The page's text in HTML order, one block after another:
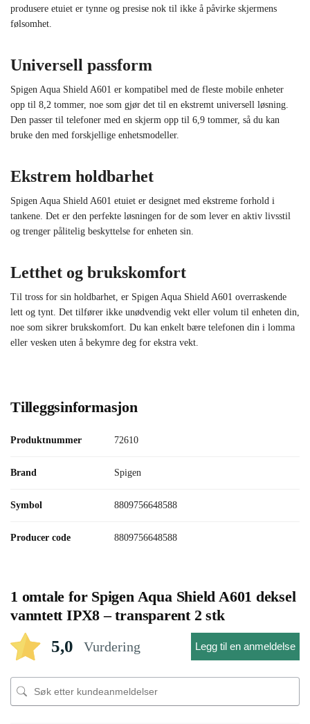
produsere etuiet er tynne og presise nok til ikke å påvirke skjermens
følsomhet.
Universell passform
Spigen Aqua Shield A601 er kompatibel med de fleste mobile enheter
opp til 8,2 tommer, noe som gjør det til en ekstremt universell løsning.
Den passer til telefoner med en skjerm opp til 6,9 tommer, så du kan
bruke den med forskjellige enhetsmodeller.
Ekstrem holdbarhet
Spigen Aqua Shield A601 etuiet er designet med ekstreme forhold i
tankene. Det er den perfekte løsningen for de som lever en aktiv livsstil
og trenger pålitelig beskyttelse for enheten sin.
Letthet og brukskomfort
Til tross for sin holdbarhet, er Spigen Aqua Shield A601 overraskende
lett og tynt. Det tilfører ikke unødvendig vekt eller volum til enheten din,
noe som sikrer brukskomfort. Du kan enkelt bære telefonen din i lomma
eller vesken uten å bekymre deg for ekstra vekt.
Tilleggsinformasjon
Produktnummer 72610
Brand Spigen
Symbol 8809756648588
Producer code 8809756648588
1 omtale for Spigen Aqua Shield A601 deksel
vanntett IPX8 – transparent 2 stk
5,0 Vurdering Legg til en anmeldelse